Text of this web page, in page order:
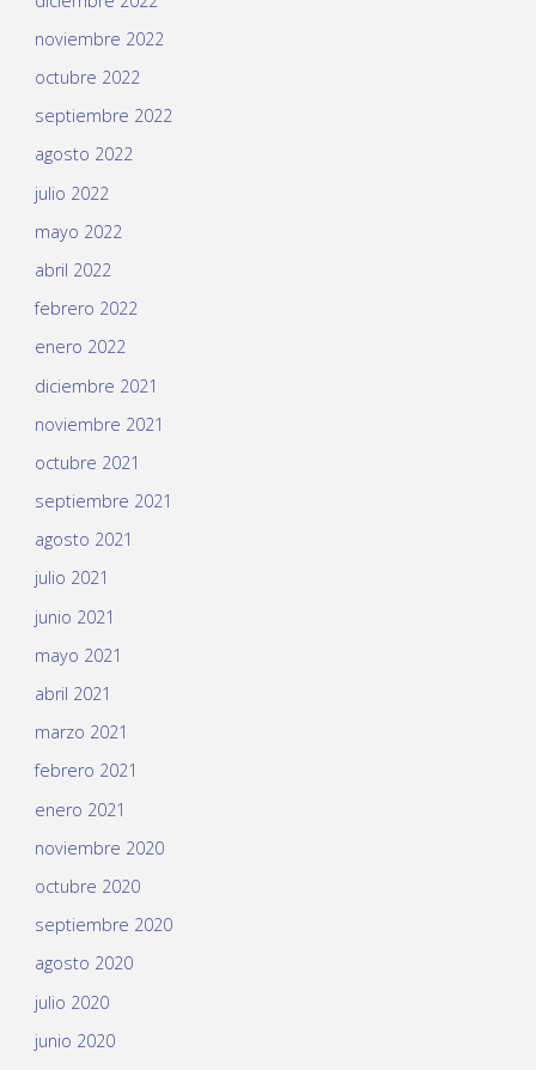
noviembre 2022
octubre 2022
septiembre 2022
agosto 2022
julio 2022
mayo 2022
abril 2022
febrero 2022
enero 2022
diciembre 2021
noviembre 2021
octubre 2021
septiembre 2021
agosto 2021
julio 2021
junio 2021
mayo 2021
abril 2021
marzo 2021
febrero 2021
enero 2021
noviembre 2020
octubre 2020
septiembre 2020
agosto 2020
julio 2020
junio 2020